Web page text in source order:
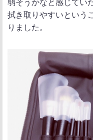
弱そうかなと感じてい
拭き取りやすいという
りました。